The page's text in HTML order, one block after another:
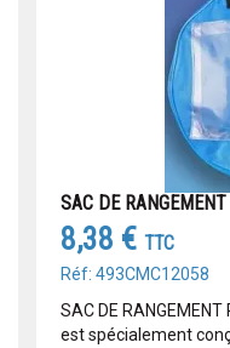
SAC DE
8,38 € TTC
Réf: 493CMC12058
SAC DE
est spécialement